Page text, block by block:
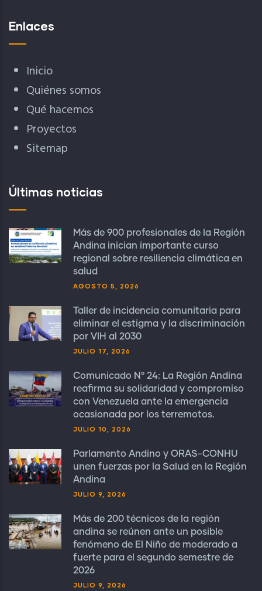
Enlaces
Inicio
Quiénes somos
Qué hacemos
Proyectos
Sitemap
Últimas noticias
Más de 900 profesionales de la Región
Andina inician importante curso
regional sobre resiliencia climática en
salud
AGOSTO 5, 2026
Taller de incidencia comunitaria para
eliminar el estigma y la discriminación
por VIH al 2030
JULIO 17, 2026
Comunicado N° 24: La Región Andina
reafirma su solidaridad y compromiso
con Venezuela ante la emergencia
ocasionada por los terremotos.
JULIO 10, 2026
Parlamento Andino y ORAS-CONHU
unen fuerzas por la Salud en la Región
Andina
JULIO 9, 2026
Más de 200 técnicos de la región
andina se reúnen ante un posible
fenómeno de El Niño de moderado a
fuerte para el segundo semestre de
2026
JULIO 9, 2026